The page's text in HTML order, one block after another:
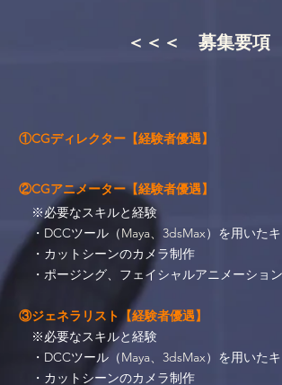
＜＜＜ 募集要項
①CGディレクター 【経験者優遇】
②CGアニメーター【経験者優遇】
※必要なスキルと経験
・DCCツール（Maya、3dsMax）を用いた
・カットシーンのカメラ制作
・ポージング、フェイシャルアニメーショ
③ジェネラリスト 【経験者優遇】
※必要なスキルと経験
・DCCツール（Maya、3dsMax）を用いた
・カットシーンのカメラ制作